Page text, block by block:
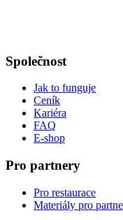
Společnost
Jak to funguje
Ceník
Kariéra
FAQ
E-shop
Pro partnery
Pro restaurace
Materiály pro